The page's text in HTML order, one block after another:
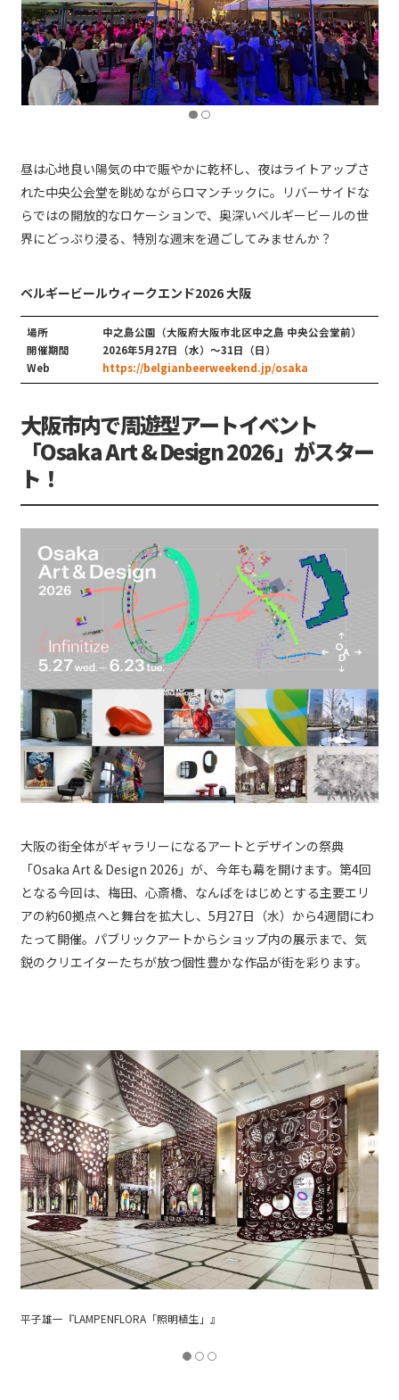
昼は心地良い陽気の中で賑やかに乾杯し、夜はライトアップさ
れた中央公会堂を眺めながらロマンチックに。リバーサイドな
らではの開放的なロケーションで、奥深いベルギービールの世
界にどっぷり浸る、特別な週末を過ごしてみませんか？
ベルギービールウィークエンド2026 大阪
場所
中之島公園（大阪府大阪市北区中之島 中央公会堂前）
開催期間
2026年5月27日（水）～31日（日）
Web
https://belgianbeerweekend.jp/osaka
大阪市内で周遊型アートイベント
「Osaka Art & Design 2026」がスター
ト！
大阪の街全体がギャラリーになるアートとデザインの祭典
「Osaka Art & Design 2026」が、今年も幕を開けます。第4回
となる今回は、梅田、心斎橋、なんばをはじめとする主要エリ
アの約60拠点へと舞台を拡大し、5月27日（水）から4週間にわ
たって開催。パブリックアートからショップ内の展示まで、気
鋭のクリエイターたちが放つ個性豊かな作品が街を彩ります。
平子雄一『LAMPENFLORA「照明植生」』